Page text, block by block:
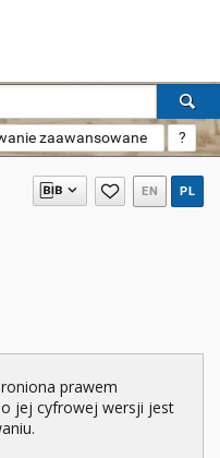
zaawansowane ?
EN PL
prawem
jej cyfrowej wersji jest